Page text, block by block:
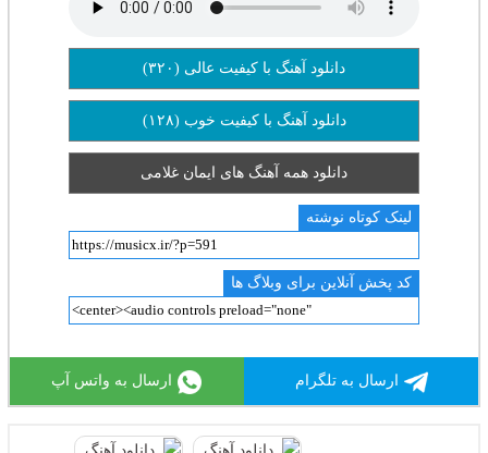
دانلود آهنگ با کیفیت عالی (۳۲۰)
دانلود آهنگ با کیفیت خوب (۱۲۸)
دانلود همه آهنگ های ایمان غلامی
لینک کوتاه نوشته
کد پخش آنلاین برای وبلاگ ها
ارسال به تلگرام ارسال به واتس آپ